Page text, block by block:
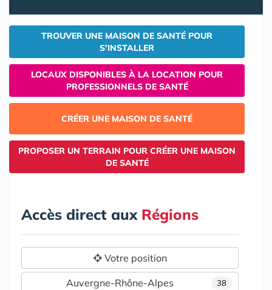
TROUVER UNE MAISON DE SANTÉ POUR
S'INSTALLER
LOCAUX DISPONIBLES À LA LOCATION POUR
PROFESSIONNELS DE SANTÉ
CRÉER UNE MAISON DE SANTÉ
PROPOSER UN TERRAIN POUR CRÉER UNE MAISON
DE SANTÉ
Accès direct aux Régions
Votre position
38
Auvergne-Rhône-Alpes